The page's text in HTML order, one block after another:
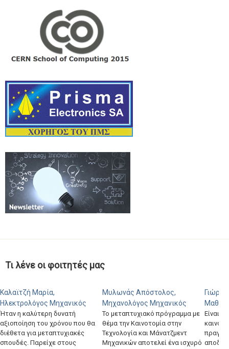
Τι λένε οι φοιτητές μας
Μαρία,
Μηχανικός
καλύτερη δυνατή
του χρόνου που θα
για μεταπτυχιακές
Παρείχε στους
Μυλωνάς Απόστολος,
Μηχανολόγος Μηχανικός
Το μεταπτυχιακό πρόγραμμα με
θέμα την Καινοτομία στην
Τεχνολογία και Μάνατζμεντ
Μηχανικών αποτελεί ένα ισχυρό
Γιώργος
Είναι ένα
καινοτόμο